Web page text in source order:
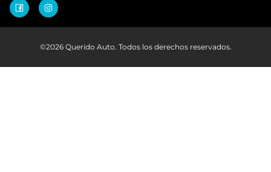
©2026 Querido Auto. Todos los derechos reservados.